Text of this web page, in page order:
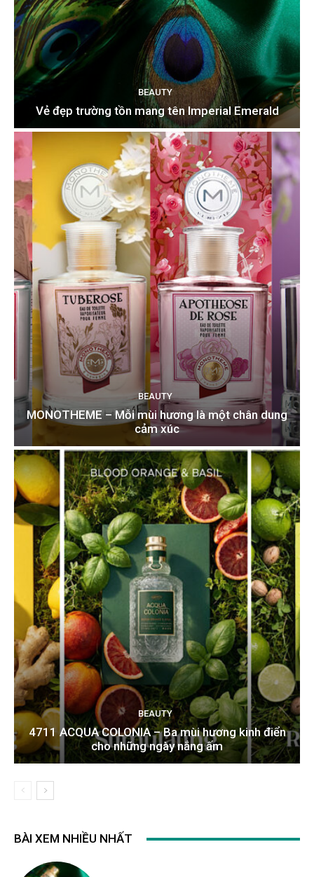
BEAUTY
Vẻ đẹp trường tồn mang tên Imperial Emerald
BEAUTY
MONOTHEME – Mỗi mùi hương là một chân dung
cảm xúc
BEAUTY
4711 ACQUA COLONIA – Ba mùi hương kinh điển
cho những ngày nắng ấm
BÀI XEM NHIỀU NHẤT